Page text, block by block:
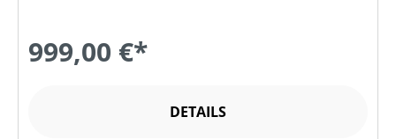
999,00 €*
DETAILS